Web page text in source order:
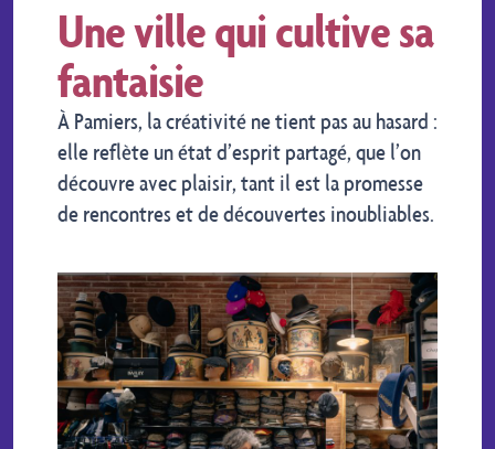
Une ville qui cultive sa
fantaisie
À Pamiers, la créativité ne tient pas au hasard :
elle reflète un état d’esprit partagé, que l’on
découvre avec plaisir, tant il est la promesse
de rencontres et de découvertes inoubliables.